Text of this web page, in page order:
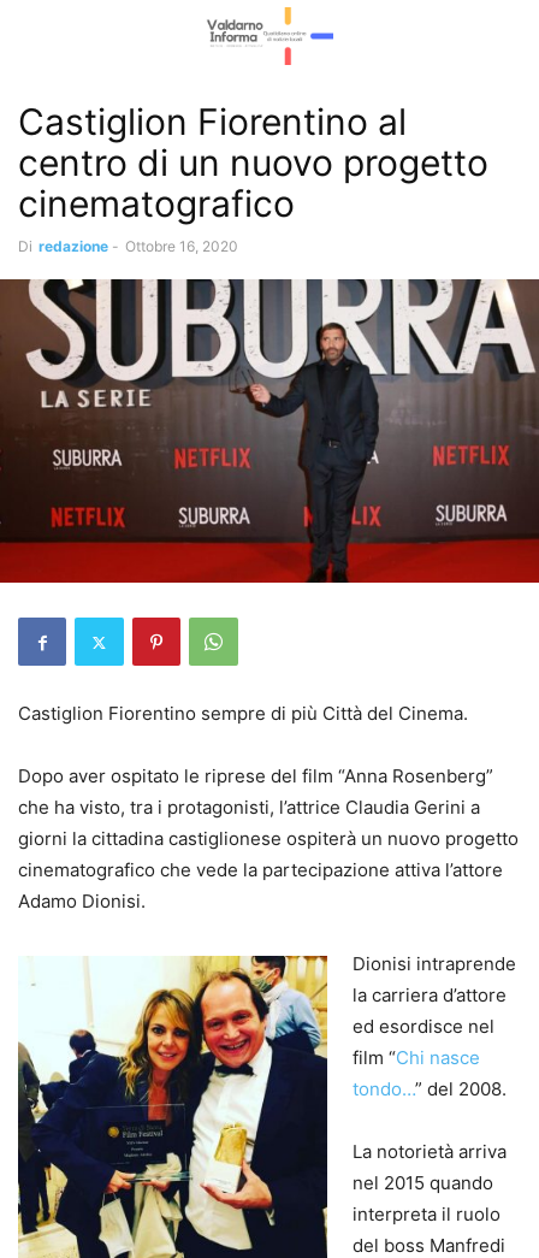
Castiglion Fiorentino al
centro di un nuovo progetto
cinematografico
Di redazione - Ottobre 16, 2020
Castiglion Fiorentino sempre di più Città del Cinema.
Dopo aver ospitato le riprese del film “Anna Rosenberg”
che ha visto, tra i protagonisti, l’attrice Claudia Gerini a
giorni la cittadina castiglionese ospiterà un nuovo progetto
cinematografico che vede la partecipazione attiva l’attore
Adamo Dionisi.
Dionisi intraprende
la carriera d’attore
ed esordisce nel
film “Chi nasce
tondo…” del 2008.
La notorietà arriva
nel 2015 quando
interpreta il ruolo
del boss Manfredi